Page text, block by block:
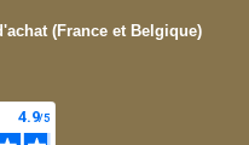
(France et Belgique)